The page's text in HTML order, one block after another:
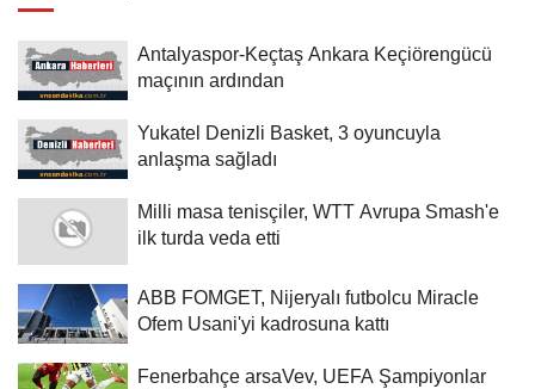
Antalyaspor-Keçtaş Ankara Keçiörengücü
maçının ardından
Yukatel Denizli Basket, 3 oyuncuyla
anlaşma sağladı
Milli masa tenisçiler, WTT Avrupa Smash'e
ilk turda veda etti
ABB FOMGET, Nijeryalı futbolcu Miracle
Ofem Usani'yi kadrosuna kattı
Fenerbahçe arsaVev, UEFA Şampiyonlar